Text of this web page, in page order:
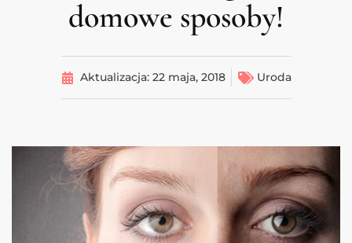
domowe sposoby!
Aktualizacja: 22 maja, 2018 Uroda